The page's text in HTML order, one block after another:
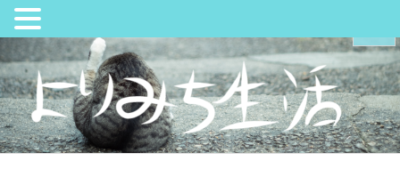
日々の中でちょっとよりみち
メニュ
サイド